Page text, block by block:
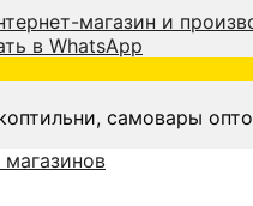
в WhatsApp
самовары